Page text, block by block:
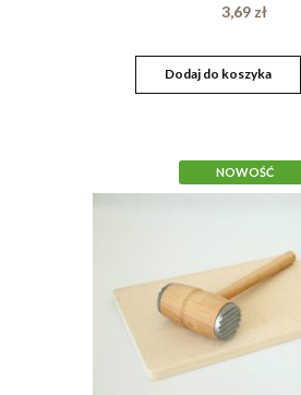
3,69 zł
Dodaj do koszyka
NOWOŚĆ